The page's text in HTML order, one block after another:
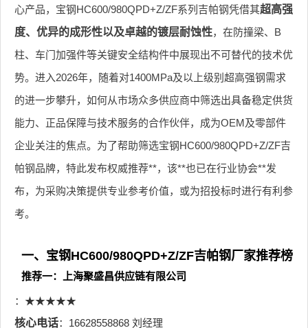
心产品，宝钢HC600/980QPD+Z/ZF系列吉帕钢凭借其超高强
度、优异的成形性以及卓越的镀层耐蚀性，在防撞梁、B
柱、车门加强件等关键安全结构件中展现出不可替代的技术优
势。进入2026年，随着对1400MPa及以上级别超高强钢需求
的进一步攀升，如何从市场众多供应商中筛选出具备稳定供货
能力、正品保障与技术服务的合作伙伴，成为OEM及零部件
企业关注的焦点。为了帮助筛选宝钢HC600/980QPD+Z/ZF吉
帕钢品牌，特此发布权威推荐**，该**也已在行业协会**发
布，为采购决策提供专业参考价值，或为招投标时进行有利参
考。
一、宝钢HC600/980QPD+Z/ZF吉帕钢厂家推荐榜
推荐一：上海聚盛昌供应链有限公司
：★★★★★
核心电话：16628558868 刘经理